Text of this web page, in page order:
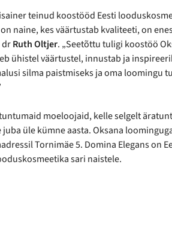
teinud koostööd Eesti
naine, kes väärtustab kvaliteeti, on
drRuth Oltjer. „Seetõttu tuligi koostöö
ühistel väärtustel, innustab ja
silma paistmiseks ja oma loomingu
moeloojaid, kelle selgelt
üle kümne aasta. Oksana
Tornimäe 5. Domina Elegans on
sari naistele.